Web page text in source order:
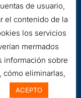
de usuario,
el contenido de la
los servicios
mermados
información sobre
cómo eliminarlas,
ACEPTO